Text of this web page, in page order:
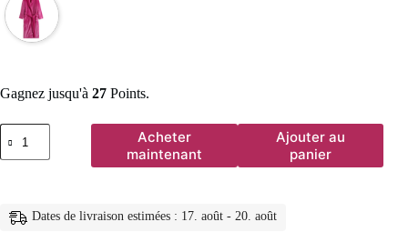
Gagnez jusqu'à 27 Points.
quantité
de
2025
pour
Acheter
maintenant
Ajouter au
panier
Dates de livraison estimées : 17. août - 20. août